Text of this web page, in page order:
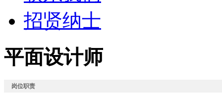
招贤纳士
平面设计师
岗位职责